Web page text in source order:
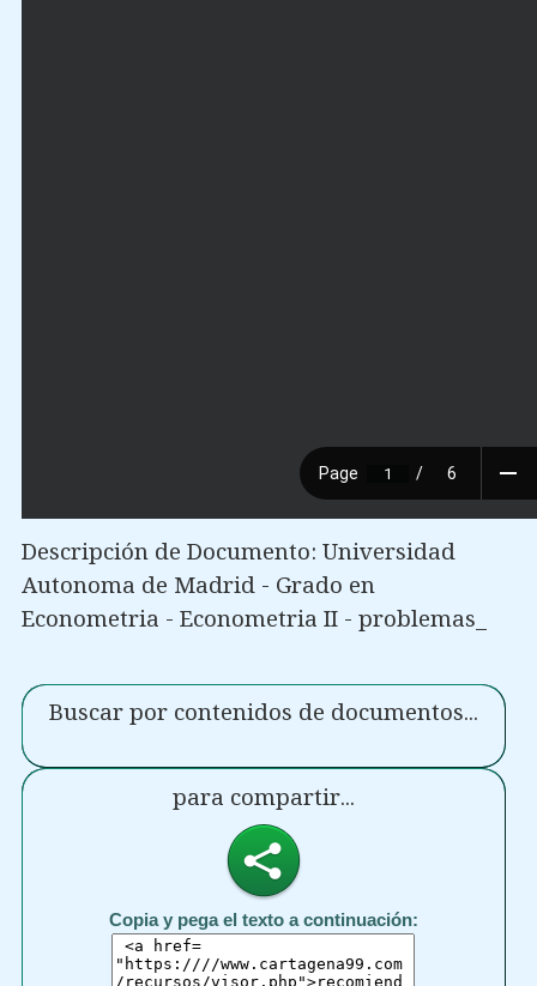
Descripción de Documento: Universidad
Autonoma de Madrid - Grado en
Econometria - Econometria II - problemas_
Buscar por contenidos de documentos...
para compartir...
Copia y pega el texto a continuación: